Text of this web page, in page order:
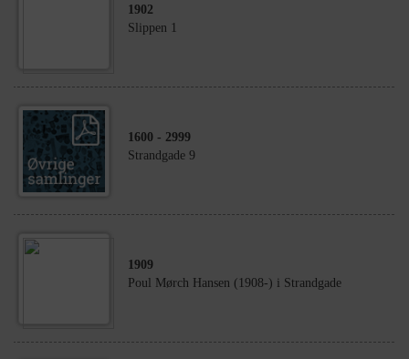
1902
Slippen 1
1600 - 2999
Strandgade 9
1909
Poul Mørch Hansen (1908-) i Strandgade